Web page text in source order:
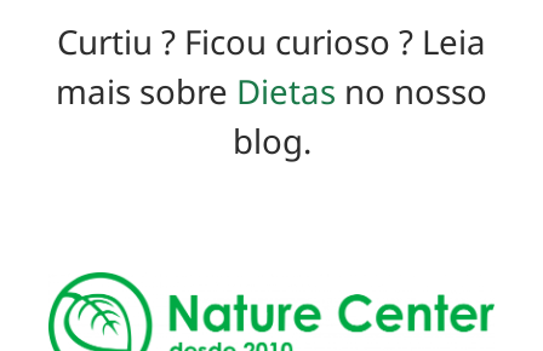
Curtiu ? Ficou curioso ? Leia
mais sobre Dietas no nosso
blog.